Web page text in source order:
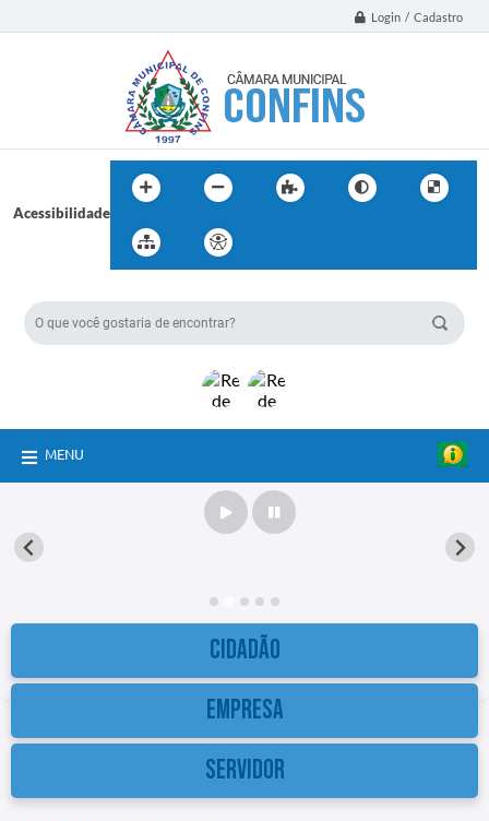
Login / Cadastro
Acessibilidade
MENU
CIDADÃO
EMPRESA
SERVIDOR